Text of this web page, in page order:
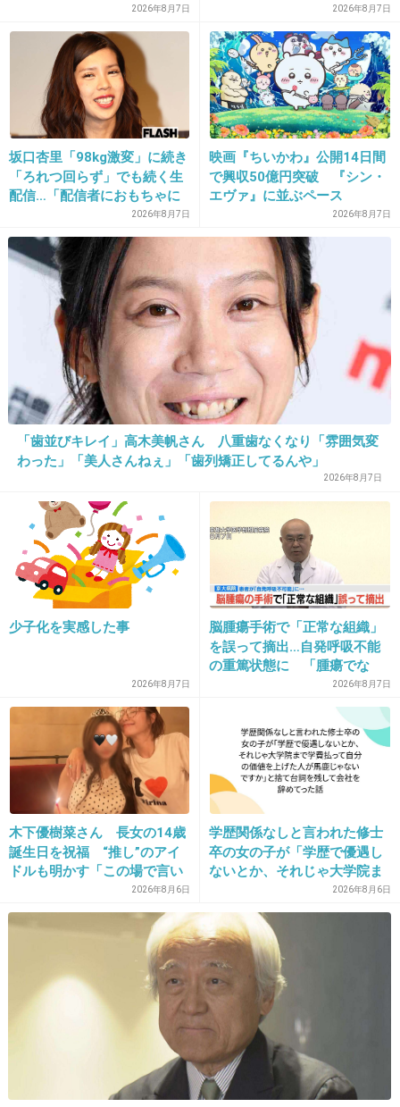
他人を騙すのに罪悪を感じない原点だね。
+23 -2
27. 匿名2013/02/15(金) 16:49:32
>>24
うわー初めて知った
「火病」って冗談じゃなくて本当にあるん
だ・・・
なのになんで韓国人はキムチを食べ続けるの？
馬鹿なの？
+21 -2
でも日本の若い女の子は韓国と韓国人が大好きなんだよね・・・
-65
29. 匿名2013/02/15(金) 16:51:12
ちゃんと言わないと親から、お礼できないね。
-2
30. 匿名2013/02/15(金) 16:51:27
お年玉取られちゃうなんて切ないわｗ
2013/02/15(金) 16:52:26
+12
子供のお年玉まで盗らなくない？
子供のじゃん
2026年8月7日
明”にコラムニスト「納得がい
かない」一方で組織体制の問
題点も指摘
2026年8月7日
坂口杏里「98kg激変」に続き
「ろれつ回らず」でも続く生
配信…「配信者におもちゃに
されてる」知人は懸念表明
2026年8月7日
映画『ちいかわ』公開14日間
で興収50億円突破 『シン・
エヴァ』に並ぶペース
2026年8月7日
「歯並びキレイ」高木美帆さん 八重歯なくなり「雰囲気変
わった」「美人さんねぇ」「歯列矯正してるんや」
2026年8月7日
少子化を実感した事
2026年8月7日
脳腫瘍手術で「正常な組織」
を誤って摘出…自発呼吸不能
の重篤状態に 「腫瘍でな
い」結果出ても“勘違い”で摘
出継続 通常の生活送ってい
た患者が手足も動かず 京大
2026年8月7日
木下優樹菜さん 長女の14歳
誕生日を祝福 “推し”のアイ
ドルも明かす「この場で言い
2026年8月6日
学歴関係なしと言われた修士
卒の女の子が「学歴で優遇し
ないとか、それじゃ大学院ま
で学費払って自分の価値を上
げた人が馬鹿じゃないです
か」と捨て台詞を残し会社を
辞めてった
2026年8月6日